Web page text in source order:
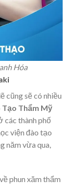
Hóa
cũng sẽ có nhiều
Tạo Thẩm Mỹ
các thành phố
viện đào tạo
năm vừa qua,
phun xăm thẩm